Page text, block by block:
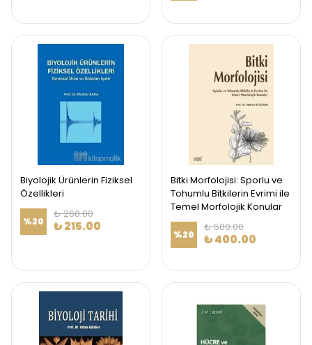
Biyolojik Ürünlerin Fiziksel
Özellikleri
%20
₺ 268.00
₺ 215.00
Bitki Morfolojisi: Sporlu ve
Tohumlu Bitkilerin Evrimi ile
Temel Morfolojik Konular
%20
₺ 500.00
₺ 400.00